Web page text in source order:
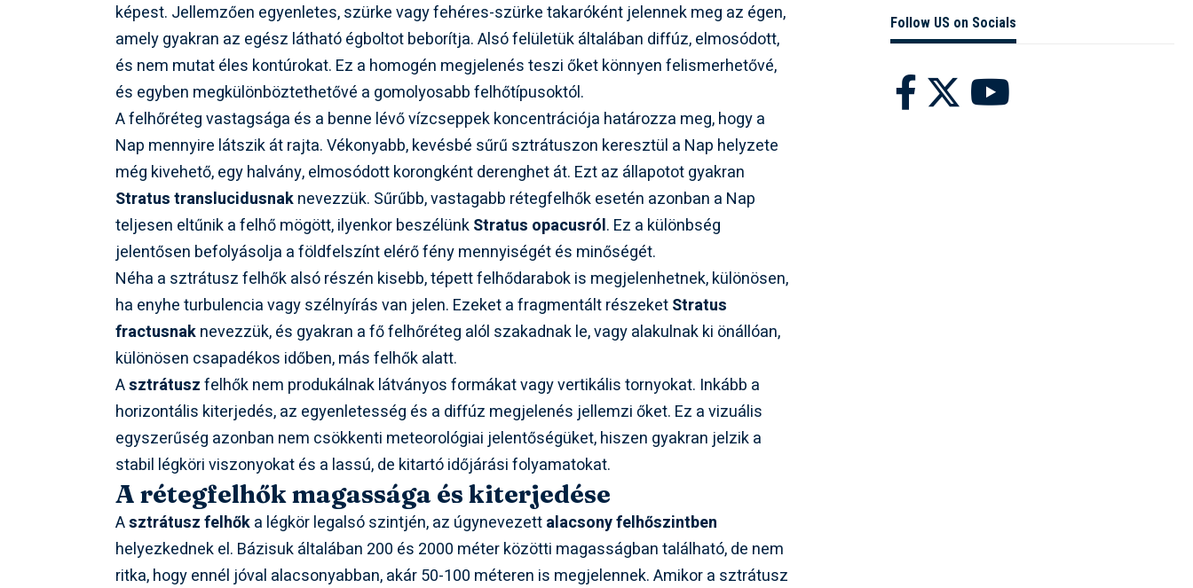
képest. Jellemzően egyenletes, szürke vagy fehéres-szürke takaróként jelennek meg az égen,
amely gyakran az egész látható égboltot beborítja. Alsó felületük általában diffúz, elmosódott,
és nem mutat éles kontúrokat. Ez a homogén megjelenés teszi őket könnyen felismerhetővé,
és egyben megkülönböztethetővé a gomolyosabb felhőtípusoktól.
A felhőréteg vastagsága és a benne lévő vízcseppek koncentrációja határozza meg, hogy a
Nap mennyire látszik át rajta. Vékonyabb, kevésbé sűrű sztrátuszon keresztül a Nap helyzete
még kivehető, egy halvány, elmosódott korongként derenghet át. Ezt az állapotot gyakran
Stratus translucidusnaknevezzük. Sűrűbb, vastagabb rétegfelhők esetén azonban a Nap
teljesen eltűnik a felhő mögött, ilyenkor beszélünkStratus opacusról. Ez a különbség
jelentősen befolyásolja a földfelszínt elérő fény mennyiségét és minőségét.
Néha a sztrátusz felhők alsó részén kisebb, tépett felhődarabok is megjelenhetnek, különösen,
ha enyhe turbulencia vagy szélnyírás van jelen. Ezeket a fragmentált részeketStratus
fractusnaknevezzük, és gyakran a fő felhőréteg alól szakadnak le, vagy alakulnak ki önállóan,
különösen csapadékos időben, más felhők alatt.
Asztrátuszfelhők nem produkálnak látványos formákat vagy vertikális tornyokat. Inkább a
horizontális kiterjedés, az egyenletesség és a diffúz megjelenés jellemzi őket. Ez a vizuális
egyszerűség azonban nem csökkenti meteorológiai jelentőségüket, hiszen gyakran jelzik a
stabil légköri viszonyokat és a lassú, de kitartó időjárási folyamatokat.
A rétegfelhők magassága és kiterjedése
Asztrátusz felhőka légkör legalsó szintjén, az úgynevezettalacsony felhőszintben
helyezkednek el. Bázisuk általában 200 és 2000 méter közötti magasságban található, de nem
ritka, hogy ennél jóval alacsonyabban, akár 50-100 méteren is megjelennek. Amikor a sztrátusz
Follow US on Socials